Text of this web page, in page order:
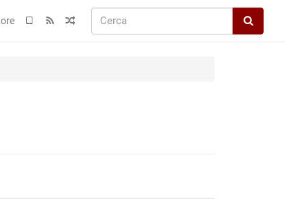
Cerca